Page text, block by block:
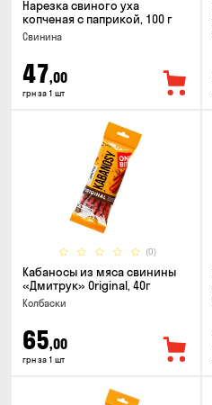
Нарезка свиного уха
копченая с паприкой, 100 г
Свинина
47,00
грн за 1 шт
(0)
Кабаносы из мяса свинины
«Дмитрук» Original, 40г
Колбаски
65,00
грн за 1 шт